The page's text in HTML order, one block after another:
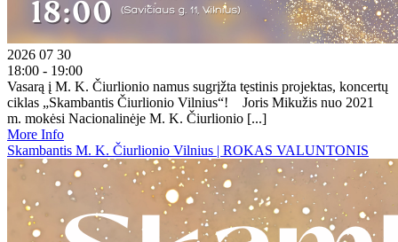
2026 07 30
18:00 - 19:00
Vasarą į M. K. Čiurlionio namus sugrįžta tęstinis projektas, koncertų
ciklas „Skambantis Čiurlionio Vilnius“! Joris Mikužis nuo 2021
m. mokėsi Nacionalinėje M. K. Čiurlionio [...]
More Info
Skambantis M. K. Čiurlionio Vilnius | ROKAS VALUNTONIS